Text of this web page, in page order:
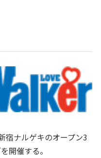
宿ナルゲキのオープン3
開催する。